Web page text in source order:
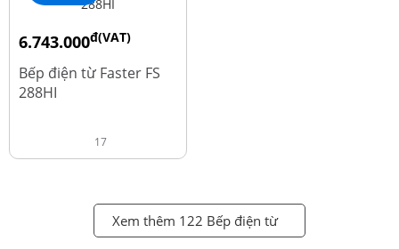
6.743.000đ(VAT)
8.990.000
Bếp điện từ Faster FS
288HI
17
Xem thêm 122 Bếp điện từ